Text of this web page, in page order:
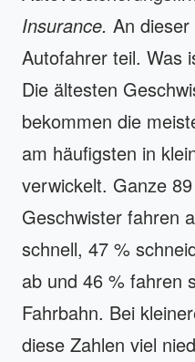
Insurance. An
Autofahrer teil. Was
Die ältesten
bekommen die
am häufigsten in
verwickelt. Ganze
Geschwister fahren
schnell, 47 %
ab und 46 % fahren
Fahrbahn. Bei
diese Zahlen viel